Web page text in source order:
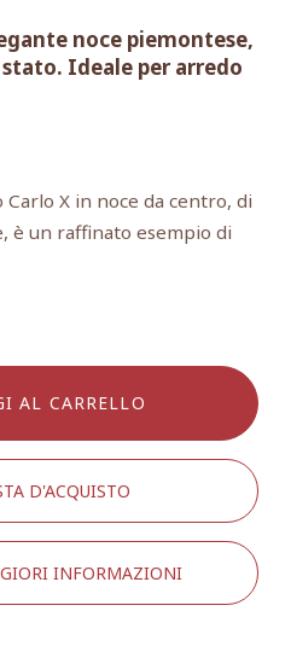
noce piemontese,
Ideale per arredo
X in noce da centro, di
è un raffinato esempio di
AL CARRELLO
D'ACQUISTO
INFORMAZIONI